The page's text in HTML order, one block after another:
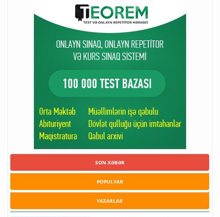
SON XƏBƏR
POPULYAR
YAZARLAR